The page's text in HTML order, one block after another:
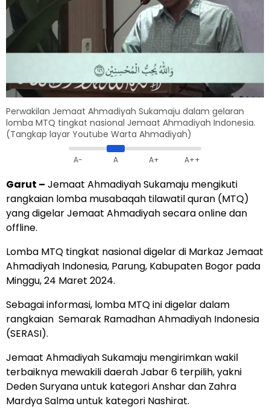
Perwakilan Jemaat Ahmadiyah Sukamaju dalam gelaran
lomba MTQ tingkat nasional Jemaat Ahmadiyah Indonesia.
(Tangkap layar Youtube Warta Ahmadiyah)
A- A A+ A++
Garut – Jemaat Ahmadiyah Sukamaju mengikuti
rangkaian lomba musabaqah tilawatil quran (MTQ)
yang digelar Jemaat Ahmadiyah secara online dan
offline.
Lomba MTQ tingkat nasional digelar di Markaz Jemaat
Ahmadiyah Indonesia, Parung, Kabupaten Bogor pada
Minggu, 24 Maret 2024.
Sebagai informasi, lomba MTQ ini digelar dalam
rangkaian Semarak Ramadhan Ahmadiyah Indonesia
(SERASI).
Jemaat Ahmadiyah Sukamaju mengirimkan wakil
terbaiknya mewakili daerah Jabar 6 terpilih, yakni
Deden Suryana untuk kategori Anshar dan Zahra
Mardya Salma untuk kategori Nashirat.